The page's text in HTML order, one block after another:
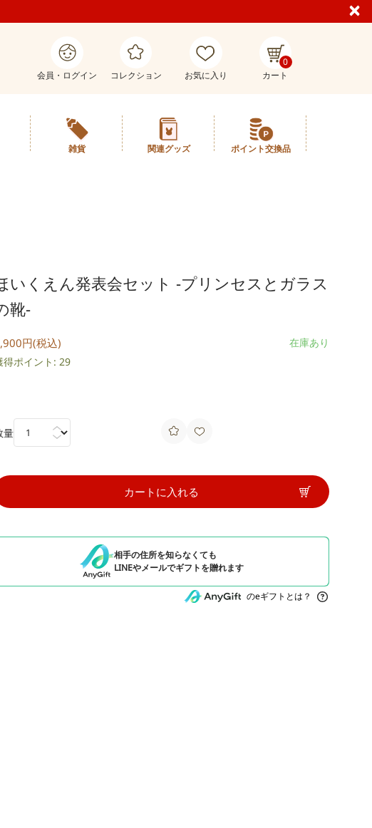
会員・ログイン コレクション お気に入り
0
カート
雑貨 関連グッズ ポイント交換品
いくえん発表会セット -プリンセスとガラス
靴-
円(税込)
得ポイント: 29
在庫あり
量
カートに入れる
相手の住所を知らなくても
LINEやメールでギフトを贈れます
のeギフトとは？